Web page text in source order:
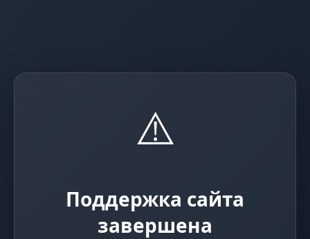
⚠️
Поддержка сайта
завершена